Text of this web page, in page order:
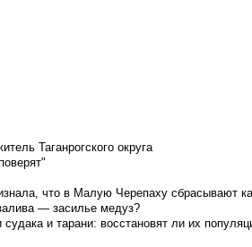
Таганрогского округа
что в Малую Черепаху сбрасывают
— засилье медуз?
и тарани: восстановят ли их